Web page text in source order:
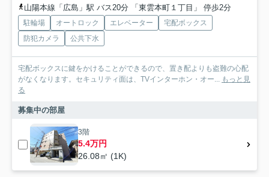
山陽本線「広島」駅 バス20分 「東雲本町１丁目」 停歩2分
駐輪場 オートロック エレベーター
宅配ボックス
防犯カメラ
公共下水
宅配ボックスに鍵をかけることができるので、置き配よりも盗難の心配
がなくなります。セキュリティ面は、TVインターホン・オー... もっと見
る
募集中の部屋
3階
5.4万円
26.08㎡ (1K)